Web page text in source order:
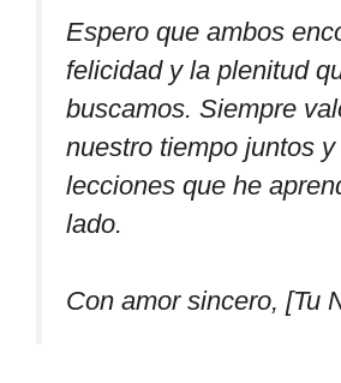
Espero que ambos
felicidad y la plenitud
buscamos. Siempre
nuestro tiempo juntos
lecciones que he
lado.
Con amor sincero, [Tu